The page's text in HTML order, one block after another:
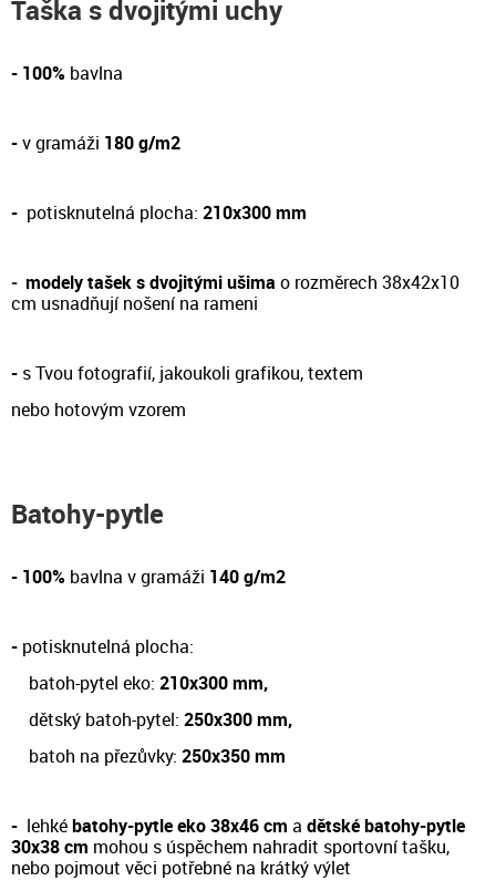
Taška s dvojitými uchy
- 100% bavlna
-v gramáži 180 g/m2
- potisknutelná plocha: 210x300 mm
- modely tašek s dvojitými ušima o rozměrech 38x42x10
cm usnadňují nošení na rameni
- s Tvou fotografií, jakoukoli grafikou, textem
nebo hotovým vzorem
Batohy-pytle
- 100% bavlna v gramáži 140 g/m2
- potisknutelná plocha:
batoh-pytel eko: 210x300 mm,
dětský batoh-pytel: 250x300 mm,
batoh na přezůvky: 250x350 mm
- lehkébatohy-pytle eko 38x46 cm a dětské batohy-pytle
30x38 cm mohou s úspěchem nahradit sportovní tašku,
nebo pojmout věci potřebné na krátký výlet